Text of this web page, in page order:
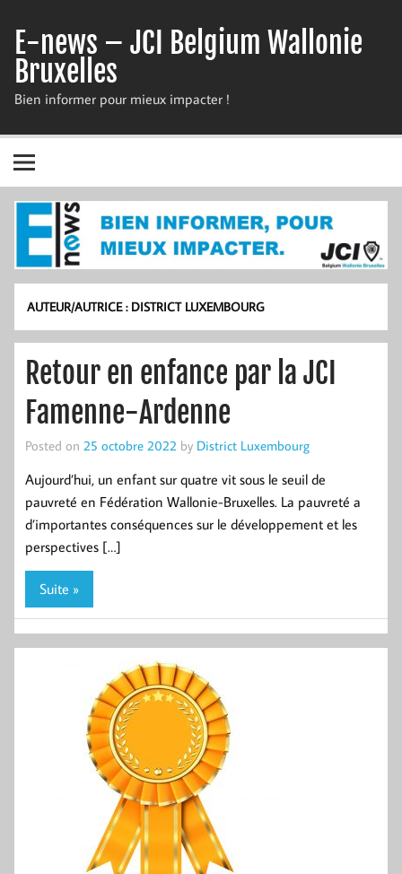
content
E-news – JCI Belgium Wallonie
Bruxelles
Bien informer pour mieux impacter !
AUTEUR/AUTRICE : DISTRICT LUXEMBOURG
Retour en enfance par la JCI
Famenne-Ardenne
Posted on 25 octobre 2022 by District Luxembourg
Aujourd’hui, un enfant sur quatre vit sous le seuil de
pauvreté en Fédération Wallonie-Bruxelles. La pauvreté a
d’importantes conséquences sur le dé­veloppement et les
perspectives […]
Suite »